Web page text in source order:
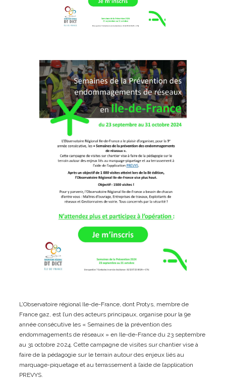
L’Observatoire régional Ile-de-France, dont Protys, membre de
France gaz, est l’un des acteurs principaux, organise pour la 9e
année consécutive les « Semaines de la prévention des
endommagements de réseaux » en Ile-de-France du 23 septembre
au 31 octobre 2024. Cette campagne de visites sur chantier vise à
faire de la pédagogie sur le terrain autour des enjeux liés au
marquage-piquetage et au terrassement à l’aide de l’application
PREVYS.